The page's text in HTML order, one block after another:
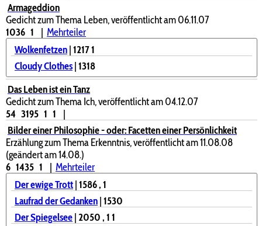
Armageddion
Gedicht zum Thema Leben, veröffentlicht am 06.11.07
1036 1 | Mehrteiler
Wolkenfetzen|12171
Cloudy Clothes|1318
Das Leben ist ein Tanz
Gedicht zum Thema Ich, veröffentlicht am 04.12.07
54 3195 1 1
|
Bilder einer Philosophie - oder: Facetten einer Persönlichkeit
Erzählung zum Thema Erkenntnis, veröffentlicht am 11.08.08
(geändert am 14.08.)
6 1435 1 | Mehrteiler
Der ewige Trott|1586, 1
Laufrad der Gedanken|1530
Der Spiegelsee| 2050, 11